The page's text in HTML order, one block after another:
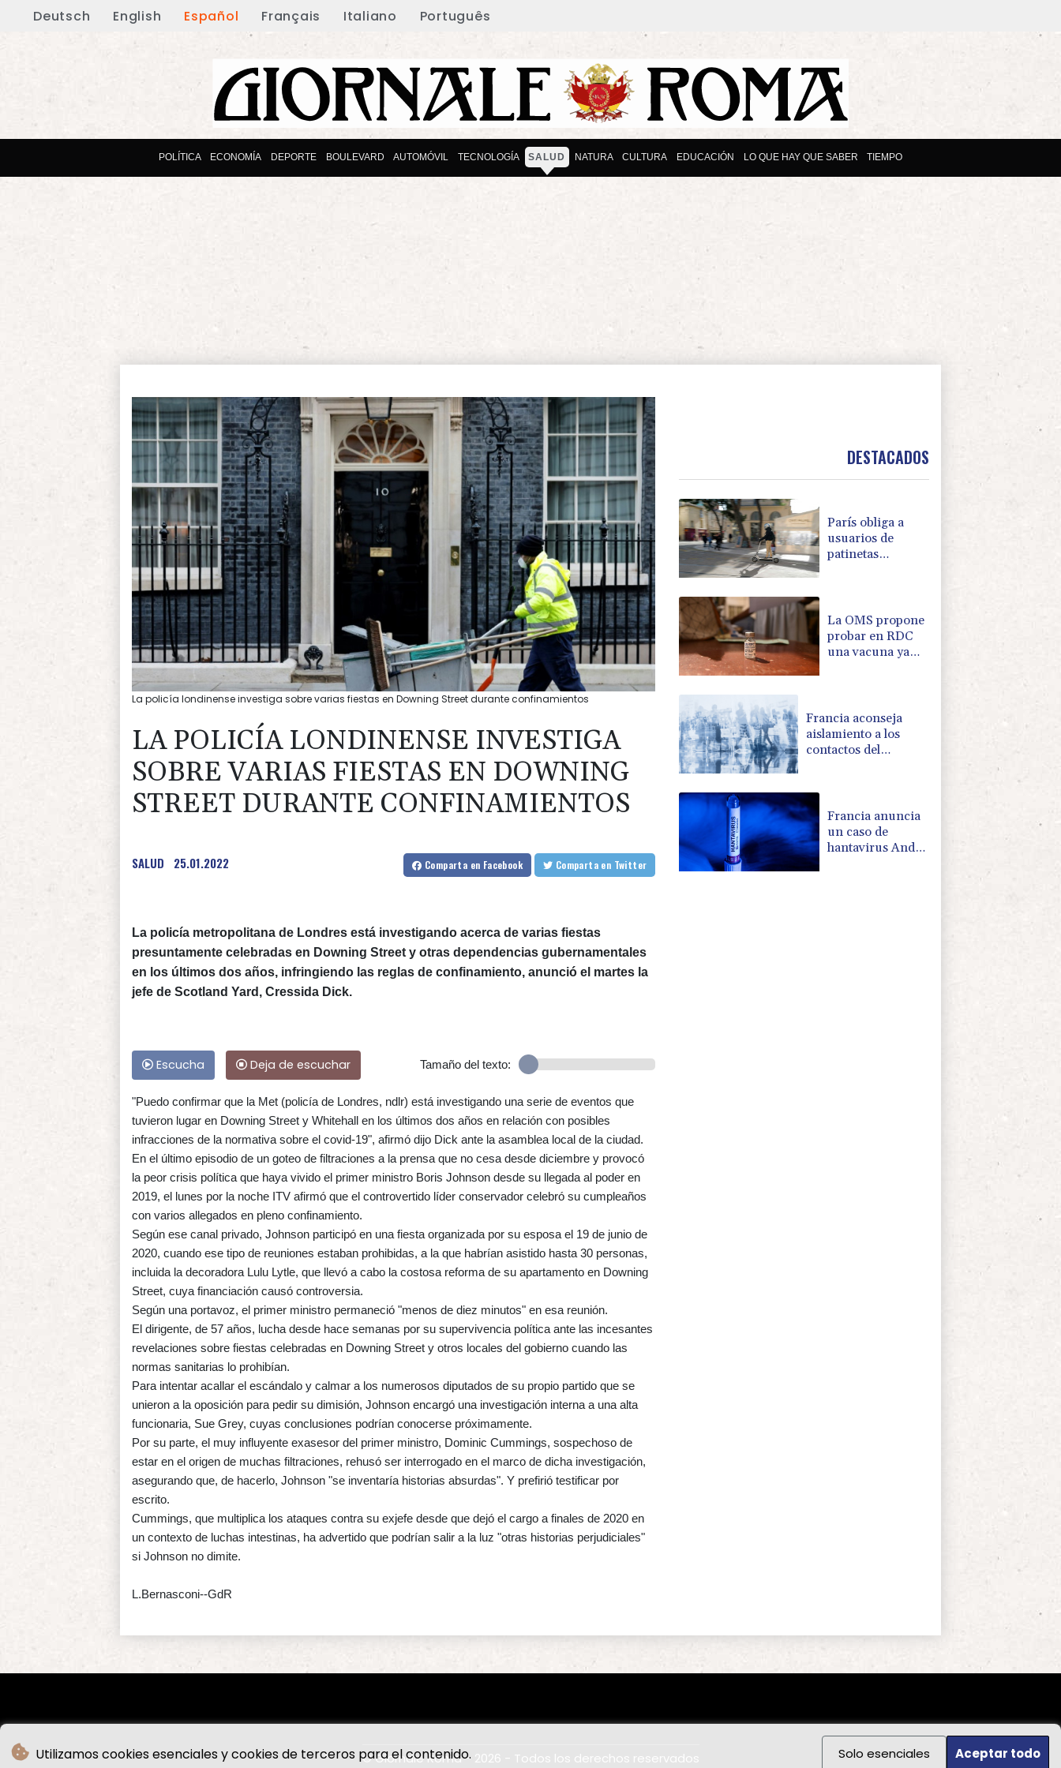
Utilizamos cookies esenciales y cookies de terceros para el contenido. Solo esenciales Aceptar todo
Deutsch English Español Français Italiano Português
POLÍTICA ECONOMÍA DEPORTE BOULEVARD AUTOMÓVIL TECNOLOGÍA SALUD NATURA CULTURA EDUCACIÓN LO QUE HAY QUE SABER TIEMPO
La policía londinense investiga sobre varias fiestas en Downing Street durante confinamientos
LA POLICÍA LONDINENSE INVESTIGA
SOBRE VARIAS FIESTAS EN DOWNING
STREET DURANTE CONFINAMIENTOS
SALUD 25.01.2022 Comparta en Facebook Comparta en Twitter
La policía metropolitana de Londres está investigando acerca de varias fiestas
presuntamente celebradas en Downing Street y otras dependencias gubernamentales
en los últimos dos años, infringiendo las reglas de confinamiento, anunció el martes la
jefe de Scotland Yard, Cressida Dick.
Escucha Deja de escuchar Tamaño del texto:
"Puedo confirmar que la Met (policía de Londres, ndlr) está investigando una serie de eventos que
tuvieron lugar en Downing Street y Whitehall en los últimos dos años en relación con posibles
infracciones de la normativa sobre el covid-19", afirmó dijo Dick ante la asamblea local de la ciudad.
En el último episodio de un goteo de filtraciones a la prensa que no cesa desde diciembre y provocó
la peor crisis política que haya vivido el primer ministro Boris Johnson desde su llegada al poder en
2019, el lunes por la noche ITV afirmó que el controvertido líder conservador celebró su cumpleaños
con varios allegados en pleno confinamiento.
Según ese canal privado, Johnson participó en una fiesta organizada por su esposa el 19 de junio de
2020, cuando ese tipo de reuniones estaban prohibidas, a la que habrían asistido hasta 30 personas,
incluida la decoradora Lulu Lytle, que llevó a cabo la costosa reforma de su apartamento en Downing
Street, cuya financiación causó controversia.
Según una portavoz, el primer ministro permaneció "menos de diez minutos" en esa reunión.
El dirigente, de 57 años, lucha desde hace semanas por su supervivencia política ante las incesantes
revelaciones sobre fiestas celebradas en Downing Street y otros locales del gobierno cuando las
normas sanitarias lo prohibían.
Para intentar acallar el escándalo y calmar a los numerosos diputados de su propio partido que se
unieron a la oposición para pedir su dimisión, Johnson encargó una investigación interna a una alta
funcionaria, Sue Grey, cuyas conclusiones podrían conocerse próximamente.
Por su parte, el muy influyente exasesor del primer ministro, Dominic Cummings, sospechoso de
estar en el origen de muchas filtraciones, rehusó ser interrogado en el marco de dicha investigación,
asegurando que, de hacerlo, Johnson "se inventaría historias absurdas". Y prefirió testificar por
escrito.
Cummings, que multiplica los ataques contra su exjefe desde que dejó el cargo a finales de 2020 en
un contexto de luchas intestinas, ha advertido que podrían salir a la luz "otras historias perjudiciales"
si Johnson no dimite.
L.Bernasconi--GdR
DESTACADOS
París obliga a
usuarios de
patinetas
lesiones
La OMS propone
probar en RDC
una vacuna ya
Francia aconseja
aislamiento a los
contactos del
hantavirus
Francia anuncia
un caso de
hantavirus Andes
© Giornale Roma - 2026 - Todos los derechos reservados